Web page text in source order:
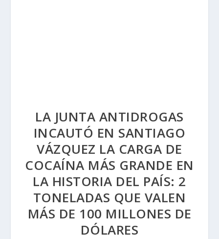
LA JUNTA ANTIDROGAS
INCAUTÓ EN SANTIAGO
VÁZQUEZ LA CARGA DE
COCAÍNA MÁS GRANDE EN
LA HISTORIA DEL PAÍS: 2
TONELADAS QUE VALEN
MÁS DE 100 MILLONES DE
DÓLARES